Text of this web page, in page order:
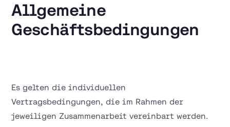
Allgemeine
Geschäftsbedingungen
Es gelten die individuellen
Vertragsbedingungen, die im Rahmen der
jeweiligen Zusammenarbeit vereinbart werden.